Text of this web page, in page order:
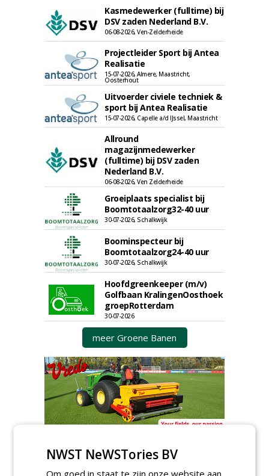
Kasmedewerker (fulltime) bij
DSV zaden Nederland B.V.
06-08-2026, Ven-Zelderheide
Projectleider Sport bij Antea
Realisatie
15-07-2026, Almere, Maastricht,
Oosterhout
Uitvoerder civiele techniek &
sport bij Antea Realisatie
15-07-2026, Capelle a/d IJssel, Maastricht
Allround
magazijnmedewerker
(fulltime) bij DSV zaden
Nederland B.V.
06-08-2026, Ven Zelderheide
Groeiplaats specialist bij
Boomtotaalzorg32-40 uur
30-07-2026, Schalkwijk
Boominspecteur bij
Boomtotaalzorg24-40 uur
30-07-2026, Schalkwijk
Hoofdgreenkeeper (m/v)
Golfbaan KralingenOosthoek
groepRotterdam
30-07-2026
meer Groene Banen
GREEN OUTLET
Iedereen kan gratis kleine advertenties
NWST NeWSTories BV
Om goed in staat te zijn onze website aan